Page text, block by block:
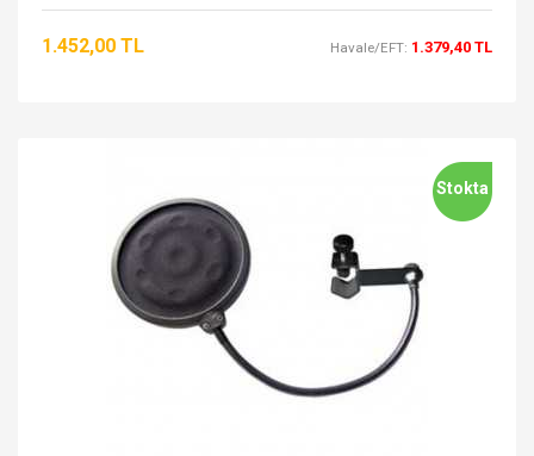
1.452,00 TL Havale/EFT: 1.379,40 TL
Stokta